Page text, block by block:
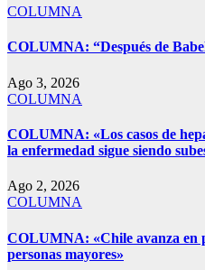
COLUMNA
COLUMNA: “Después de
Ago 3, 2026
COLUMNA
COLUMNA: «Los casos de
la enfermedad sigue siendo
Ago 2, 2026
COLUMNA
COLUMNA: «Chile avanza en
personas mayores»